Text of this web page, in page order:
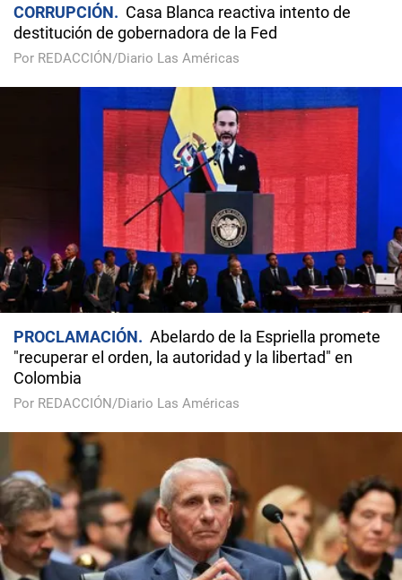
CORRUPCIÓN
Casa Blanca reactiva intento de
destitución de gobernadora de la Fed
Por REDACCIÓN/Diario Las Américas
PROCLAMACIÓN
Abelardo de la Espriella promete
"recuperar el orden, la autoridad y la libertad" en
Colombia
Por REDACCIÓN/Diario Las Américas